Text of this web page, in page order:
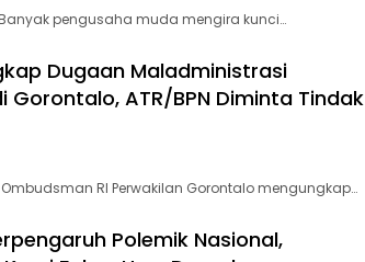
– Banyak pengusaha muda mengira kunci…
Dugaan Maladministrasi
Gorontalo, ATR/BPN Diminta Tindak
— Ombudsman RI Perwakilan Gorontalo mengungkap…
Polemik Nasional,